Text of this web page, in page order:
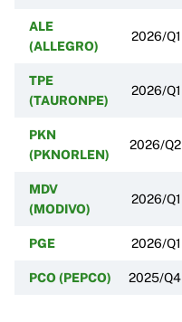
ALE
(ALLEGRO)
2026/Q1
TPE
(TAURONPE)
2026/Q1
PKN
(PKNORLEN)
2026/Q2
MDV
(MODIVO)
2026/Q1
PGE 2026/Q1
PCO (PEPCO) 2025/Q4